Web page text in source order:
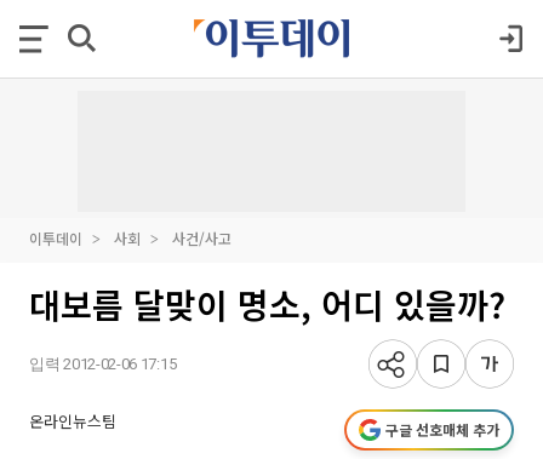
이투데이 사회 사건/사고
대보름 달맞이 명소, 어디 있을까?
입력 2012-02-06 17:15
온라인뉴스팀 구글 선호매체 추가